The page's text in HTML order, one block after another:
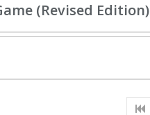
(Revised Edition)